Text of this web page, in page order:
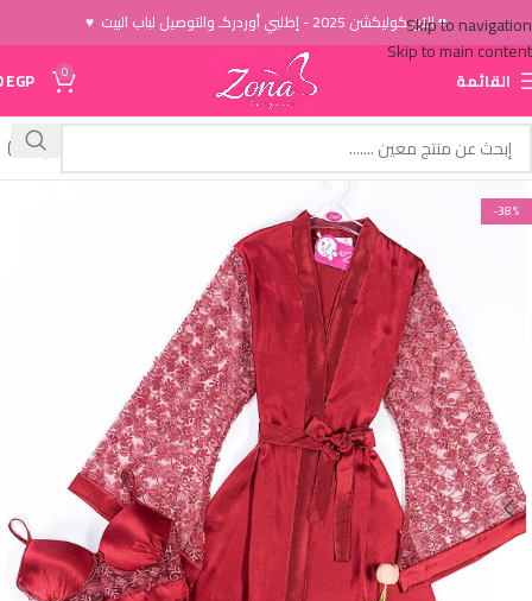
Skip to navigation
Skip to main content
♥ الاَن كوليكشن 2025 - إطلبي أوردركـ والتوصيل لباب البيت ♥
القائمة 0
EGP
-38%